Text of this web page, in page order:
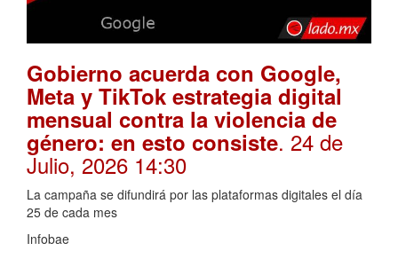
Gobierno acuerda con Google,
Meta y TikTok estrategia digital
mensual contra la violencia de
género: en esto consiste. 24 de
Julio, 2026 14:30
La campaña se difundirá por las plataformas digitales el día
25 de cada mes
Infobae